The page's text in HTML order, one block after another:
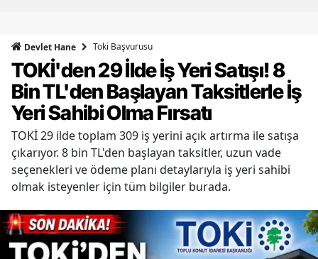
Devlet Hane Toki Başvurusu
TOKİ'den 29 İlde İş Yeri Satışı! 8
Bin TL'den Başlayan Taksitlerle İş
Yeri Sahibi Olma Fırsatı
TOKİ 29 ilde toplam 309 iş yerini açık artırma ile satışa
çıkarıyor. 8 bin TL'den başlayan taksitler, uzun vade
seçenekleri ve ödeme planı detaylarıyla iş yeri sahibi
olmak isteyenler için tüm bilgiler burada.